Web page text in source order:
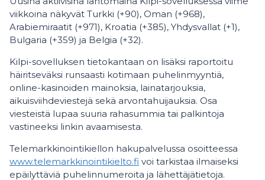
viikkoina näkyvät Turkki (+90), Oman (+968),
Arabiemiraatit (+971), Kroatia (+385), Yhdysvallat (+1),
Bulgaria (+359) ja Belgia (+32).
Kilpi-sovelluksen tietokantaan on lisäksi raportoitu
häiritseväksi runsaasti kotimaan puhelinmyyntiä,
online-kasinoiden mainoksia, lainatarjouksia,
aikuisviihdeviestejä sekä arvontahuijauksia. Osa
viesteistä lupaa suuria rahasummia tai palkintoja
vastineeksi linkin avaamisesta.
Telemarkkinointikiellon hakupalvelussa osoitteessa
www.telemarkkinointikielto.fi voi tarkistaa ilmaiseksi
epäilyttäviä puhelinnumeroita ja lähettäjätietoja.